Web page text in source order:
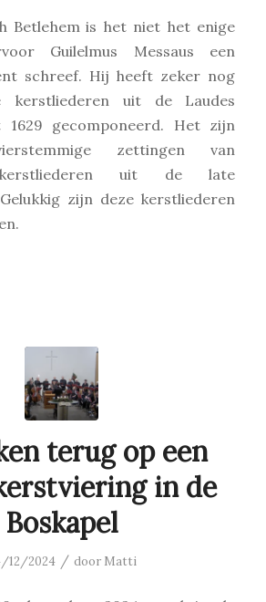
Betlehem is het niet het enige
Guilelmus Messaus een
schreef. Hij heeft zeker nog
kerstliederen uit de Laudes
1629 gecomponeerd. Het zijn
zettingen van
uit de late
zijn deze kerstliederen
terug op een
in de
Boskapel
12/2024 / door Matti